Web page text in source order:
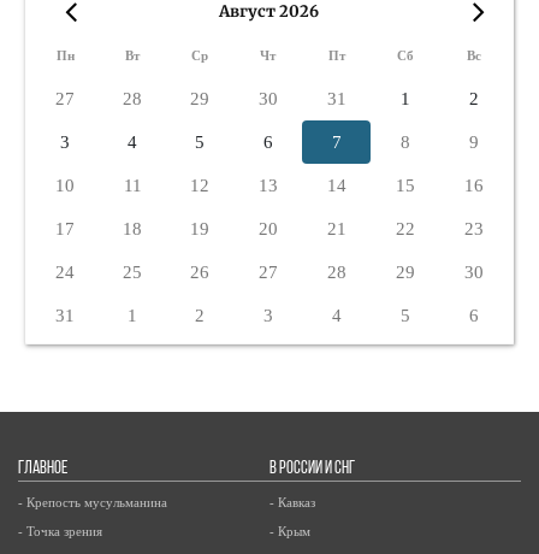
Август 2026
Пн Вт Ср Чт Пт Сб Вс
27 28 29 30 31 1 2
3 4 5 6 7 8 9
10 11 12 13 14 15 16
17 18 19 20 21 22 23
24 25 26 27 28 29 30
31 1 2 3 4 5 6
ГЛАВНОЕ
- Крепость мусульманина
- Точка зрения
В РОССИИ И СНГ
- Кавказ
- Крым